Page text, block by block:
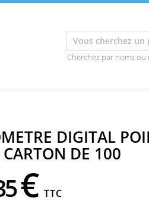
Cherchez par noms ou
DIGITAL
DE 100
€TTC